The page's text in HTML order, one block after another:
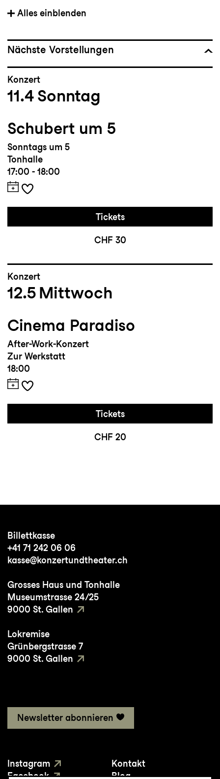
Antonini und Ton Koopman. Er gewann
Preise beim internationalen Wettbewerb
Rundfunkwettbewerb Lissabon sowie
der Schweizerischen Eidgenossenschaft, J.
Rapp und Nicati Stiftung. Seit 2011 ist er 1.
Solocellist im Sinfonieorchester St.Gallen
Musikkollegium Winterthur und dem
Orchester der Oper Zürich (Philharmonia
Zürich) eingeladen.
Alles einblenden
Nächste Vorstellungen
Konzert
11.4 Sonntag
Schubert um 5
Sonntags um 5
Tonhalle
17:00 - 18:00
Tickets
CHF 30
Konzert
12.5 Mittwoch
Cinema Paradiso
After-Work-Konzert
Zur Werkstatt
18:00
Tickets
CHF 20
Billettkasse
+41 71 242 06 06
kasse@konzertundtheater.ch
Grosses Haus und Tonhalle
Museumstrasse 24/25
9000 St. Gallen
Lokremise
Grünbergstrasse 7
9000 St. Gallen
Newsletter abonnieren
Instagram
Facebook
Kontakt
Blog